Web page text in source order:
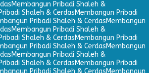
Membangun Pribadi Shaleh &
Shaleh & CerdasMembangun Pribadi
Pribadi Shaleh & CerdasMembangun
Membangun Pribadi Shaleh &
Shaleh & CerdasMembangun Pribadi
Pribadi Shaleh & CerdasMembangun
Membangun Pribadi Shaleh &
Shaleh & CerdasMembangun Pribadi
Pribadi Shaleh & CerdasMembangun